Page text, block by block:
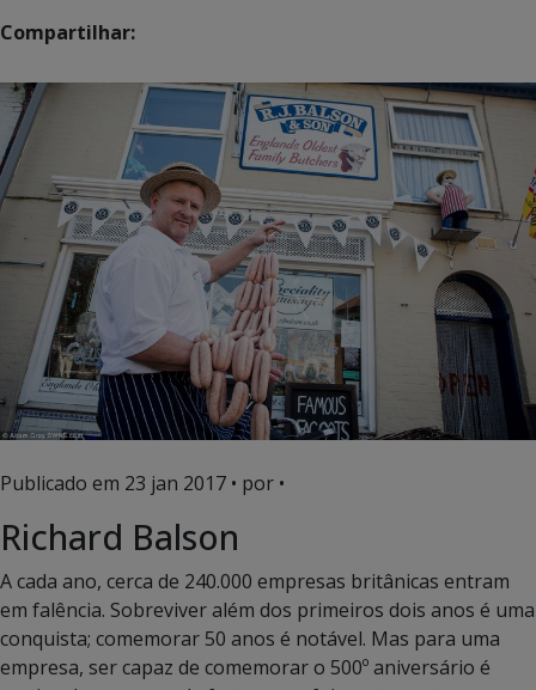
Compartilhar:
Publicado em 23 jan 2017 • por •
Richard Balson
A cada ano, cerca de 240.000 empresas britânicas entram
em falência. Sobreviver além dos primeiros dois anos é uma
conquista; comemorar 50 anos é notável. Mas para uma
empresa, ser capaz de comemorar o 500º aniversário é